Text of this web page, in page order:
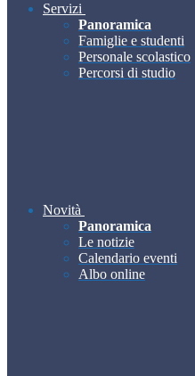
Servizi
Panoramica
Famiglie e studenti
Personale scolastico
Percorsi di studio
Novità
Panoramica
Le notizie
Calendario eventi
Albo online